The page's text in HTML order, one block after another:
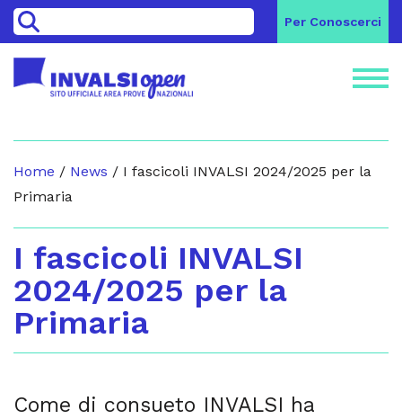
> Per Conoscerci
Home / News / I fascicoli INVALSI 2024/2025 per la
Primaria
I fascicoli INVALSI
2024/2025 per la
Primaria
Come di consueto INVALSI ha